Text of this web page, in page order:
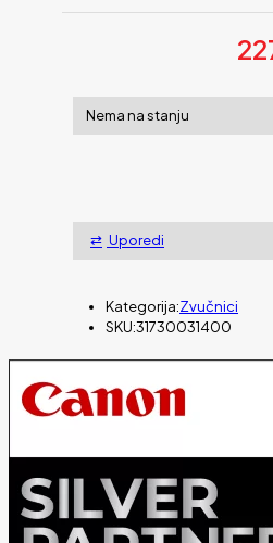
Nema na stanju
Uporedi
Kategorija:Zvučnici
SKU:31730031400